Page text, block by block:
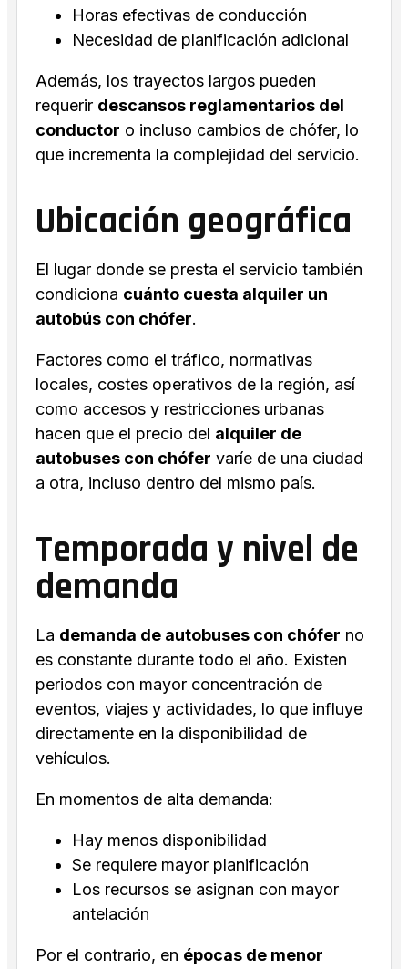
Horas efectivas de conducción
Necesidad de planificación adicional
Además, los trayectos largos pueden
requerir descansos reglamentarios del
conductor o incluso cambios de chófer, lo
que incrementa la complejidad del servicio.
Ubicación geográfica
El lugar donde se presta el servicio también
condiciona cuánto cuesta alquiler un
autobús con chófer.
Factores como el tráfico, normativas
locales, costes operativos de la región, así
como accesos y restricciones urbanas
hacen que el precio del alquiler de
autobuses con chófer varíe de una ciudad
a otra, incluso dentro del mismo país.
Temporada y nivel de
demanda
La demanda de autobuses con chófer no
es constante durante todo el año. Existen
periodos con mayor concentración de
eventos, viajes y actividades, lo que influye
directamente en la disponibilidad de
vehículos.
En momentos de alta demanda:
Hay menos disponibilidad
Se requiere mayor planificación
Los recursos se asignan con mayor
antelación
Por el contrario, en épocas de menor